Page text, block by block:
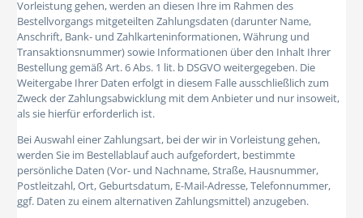
Vorleistung gehen, werden an diesen Ihre im Rahmen des
Bestellvorgangs mitgeteilten Zahlungsdaten (darunter Name,
Anschrift, Bank- und Zahlkarteninformationen, Währung und
Transaktionsnummer) sowie Informationen über den Inhalt Ihrer
Bestellung gemäß Art. 6 Abs. 1 lit. b DSGVO weitergegeben. Die
Weitergabe Ihrer Daten erfolgt in diesem Falle ausschließlich zum
Zweck der Zahlungsabwicklung mit dem Anbieter und nur insoweit,
als sie hierfür erforderlich ist.
Bei Auswahl einer Zahlungsart, bei der wir in Vorleistung gehen,
werden Sie im Bestellablauf auch aufgefordert, bestimmte
persönliche Daten (Vor- und Nachname, Straße, Hausnummer,
Postleitzahl, Ort, Geburtsdatum, E-Mail-Adresse, Telefonnummer,
ggf. Daten zu einem alternativen Zahlungsmittel) anzugeben.